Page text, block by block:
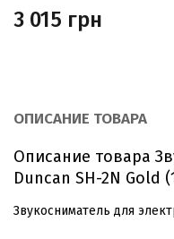
3 015 грн
ОПИСАНИЕ ТОВАРА
Описание товара
Duncan SH-2N Gold
Звукосниматель для